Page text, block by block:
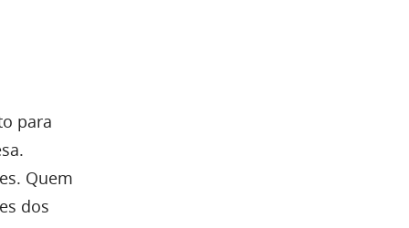
para
Quem
dos